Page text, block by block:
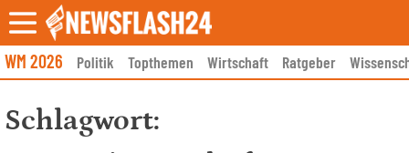
Skip
to
content
WM 2026 Politik Topthemen Wirtschaft Ratgeber
Schlagwort: